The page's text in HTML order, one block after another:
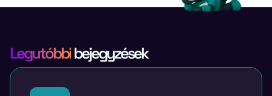
Legutóbbibejegyzések